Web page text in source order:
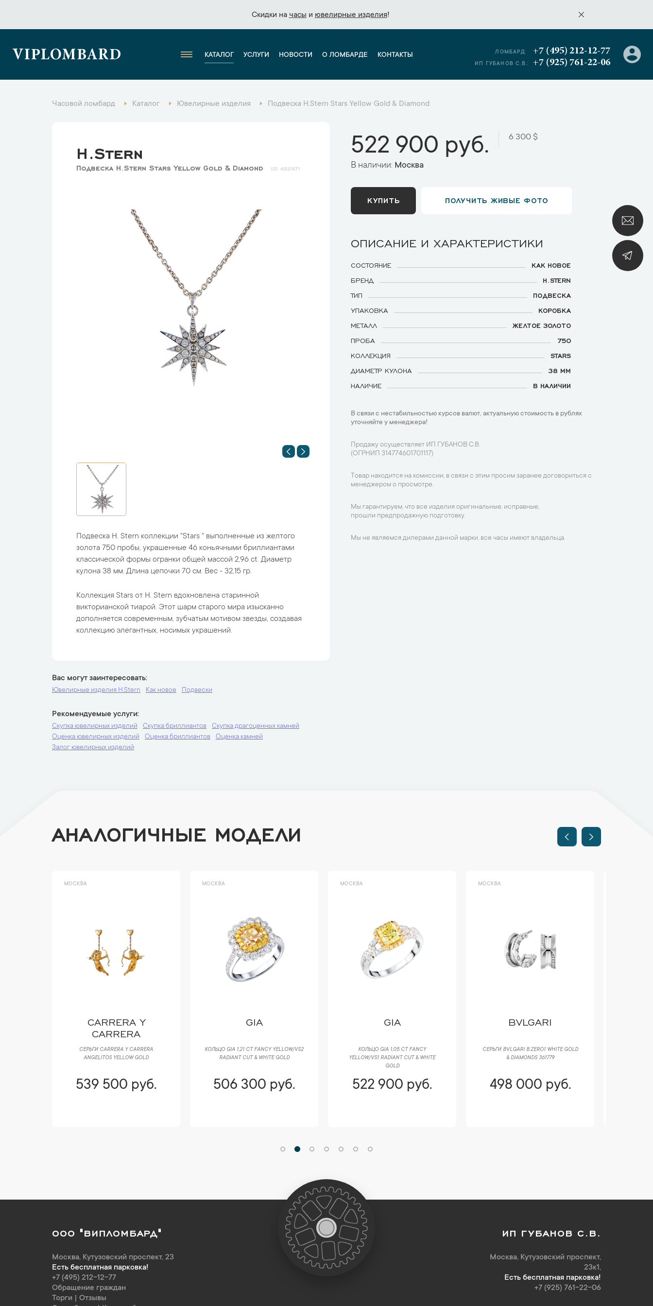
Скидки на часы и ювелирные изделия!
Скидки на часы и ювелирные изделия!
VIPLOMBARD КАТАЛОГ УСЛУГИ НОВОСТИ О ЛОМБАРДЕ КОНТАКТЫ ЛОМБАРД: +7 (495) 212-12-77
ИП ГУБАНОВ С.В.: +7 (925) 761-22-06
Часовой ломбард Каталог Ювелирные изделия Подвеска H.Stern Stars Yellow Gold & Diamond
H.Stern
Подвеска H.Stern Stars Yellow Gold & Diamond 42297
Подвеска H. Stern коллекции "Stars " выполненные из желтого
золота 750 пробы, украшенные 46 коньячными бриллиантами
классической формы огранки общей массой 2,96 ct. Диаметр
кулона 38 мм. Длина цепочки 70 см. Вес - 32,15 гр.
Коллекция Stars от H. Stern вдохновлена ​​старинной
викторианской тиарой. Этот шарм старого мира изысканно
дополняется современным, зубчатым мотивом звезды, создавая
коллекцию элегантных, носимых украшений.
Вас могут заинтересовать
Ювелирные изделия H.Stern Как новое Подвески
Рекомендуемые услуги
Скупка ювелирных изделий Скупка бриллиантов
Скупка драгоценных камней
Оценка ювелирных изделий
Оценка бриллиантов
Оценка камней
Залог ювелирных изделий
522 900 руб. 6 300 $
В наличии: Москва
КУПИТЬ ПОЛУЧИТЬ ЖИВЫЕ ФОТО
ОПИСАНИЕ И ХАРАКТЕРИСТИКИ
СОСТОЯНИЕ
КАК НОВОЕ
БРЕНД
H.STERN
ТИП
ПОДВЕСКА
УПАКОВКА
КОРОБКА
МЕТАЛЛ
ЖЕЛТОЕ ЗОЛОТО
ПРОБА
750
КОЛЛЕКЦИЯ
STARS
ДИАМЕТР КУЛОНА
38 ММ
НАЛИЧИЕ
В НАЛИЧИИ
В связи с нестабильностью курсов валют, актуальную стоимость в рублях
уточняйте у менеджера!
Продажу осуществляет ИП ГУБАНОВ С.В.
(ОГРНИП 314774601701117)
Товар находится на комиссии, в связи с этим просим заранее договориться с
менеджером о просмотре.
Мы гарантируем, что все изделия оригинальные, исправные,
прошли предпродажную подготовку.
Мы не являемся дилерами данной марки, все часы имеют владельца.
АНАЛОГИЧНЫЕ МОДЕЛИ
МОСКВА
CARRERA Y
CARRERA
СЕРЬГИ CARRERA Y CARRERA
ANGELITOS YELLOW GOLD
539 500 руб.
МОСКВА
GIA
КОЛЬЦО GIA 1,21 CT FANCY YELLOW/VS2
RADIANT CUT & WHITE GOLD
506 300 руб.
МОСКВА
GIA
КОЛЬЦО GIA 1,05 CT FANCY
YELLOW/VS1 RADIANT CUT & WHITE
GOLD
522 900 руб.
МОСКВА
BVLGARI
СЕРЬГИ BVLGARI B.ZERO1 WHITE GOLD
& DIAMONDS 361779
498 000 руб.
ООО "ВИПЛОМБАРД"
Москва, Кутузовский проспект, 23
Есть бесплатная парковка!
+7 (495) 212-12-77
Обращение граждан
Торги
Отзывы
ИП ГУБАНОВ С.В.
Москва, Кутузовский проспект,
23к1,
Есть бесплатная парковка!
+7 (925) 761-22-06